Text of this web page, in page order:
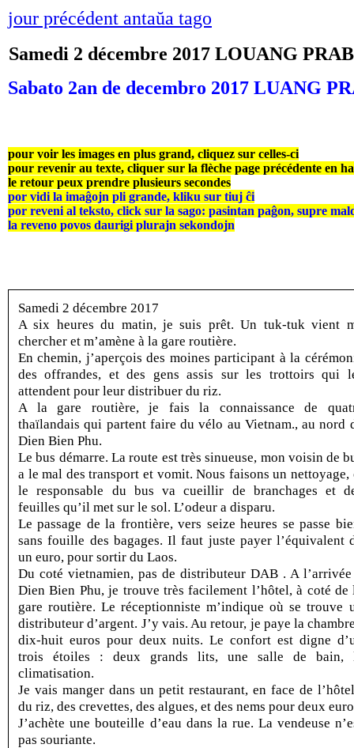
jour précédent antaŭa tago
Samedi 2 décembre 2017 LOUANG
Sabato 2an de decembro 2017 LUANG
pour voir les images en plus grand, cliquez sur celles-ci
pour revenir au texte, cliquer sur la flèche page précédente en
le retour peux prendre plusieurs secondes
por vidi la imaĝojn pli grande, kliku sur tiuj ĉi
por reveni al teksto, click sur la sago: pasintan paĝon, supre
la reveno povos daurigi plurajn sekondojn
Samedi 2 décembre 2017
A six heures du matin, je suis prêt. Un tuk-tuk vient
chercher et m’amène à la gare routière.
En chemin, j’aperçois des moines participant à la
des offrandes, et des gens assis sur les trottoirs qui
attendent pour leur distribuer du riz.
A la gare routière, je fais la connaissance de
thaïlandais qui partent faire du vélo au Vietnam., au nord
Dien Bien Phu.
Le bus démarre. La route est très sinueuse, mon voisin de
a le mal des transport et vomit. Nous faisons un nettoyage,
le responsable du bus va cueillir de branchages et
feuilles qu’il met sur le sol. L’odeur a disparu.
Le passage de la frontière, vers seize heures se passe
sans fouille des bagages. Il faut juste payer l’équivalent
un euro, pour sortir du Laos.
Du coté vietnamien, pas de distributeur DAB . A
Dien Bien Phu, je trouve très facilement l’hôtel, à coté de
gare routière. Le réceptionniste m’indique où se trouve
distributeur d’argent. J’y vais. Au retour, je paye la
dix-huit euros pour deux nuits. Le confort est digne
trois étoiles : deux grands lits, une salle de bain,
climatisation.
Je vais manger dans un petit restaurant, en face de
du riz, des crevettes, des algues, et des nems pour deux
J’achète une bouteille d’eau dans la rue. La vendeuse
pas souriante.